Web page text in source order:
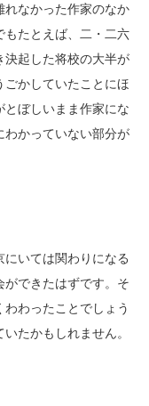
なかった作家のなか
もたとえば、二・二六
決起した将校の大半が
かしていたことにほ
とぼしいまま作家にな
わかっていない部分が
いては関わりになる
ができたはずです。そ
わったことでしょう
たかもしれません。